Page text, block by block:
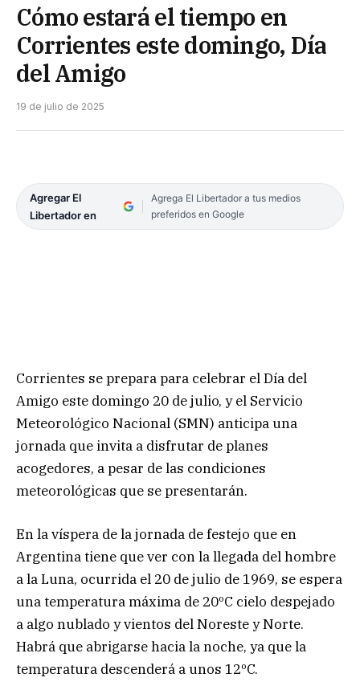
Cómo estará el tiempo en
Corrientes este domingo, Día
del Amigo
19 de julio de 2025
Agregar El
Libertador en
Agrega El Libertador a tus medios
preferidos en Google
Corrientes se prepara para celebrar el Día del
Amigo este domingo 20 de julio, y el Servicio
Meteorológico Nacional (SMN) anticipa una
jornada que invita a disfrutar de planes
acogedores, a pesar de las condiciones
meteorológicas que se presentarán.
En la víspera de la jornada de festejo que en
Argentina tiene que ver con la llegada del hombre
a la Luna, ocurrida el 20 de julio de 1969, se espera
una temperatura máxima de 20ºC cielo despejado
a algo nublado y vientos del Noreste y Norte.
Habrá que abrigarse hacia la noche, ya que la
temperatura descenderá a unos 12ºC.